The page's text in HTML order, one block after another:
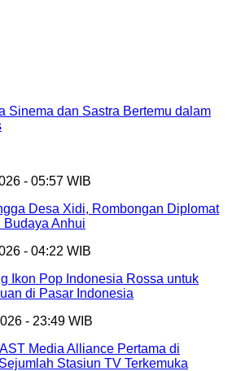
Sinema dan Sastra Bertemu dalam
- 05:57 WIB
Desa Xidi, Rombongan Diplomat
Budaya Anhui
- 04:22 WIB
Ikon Pop Indonesia Rossa untuk
di Pasar Indonesia
- 23:49 WIB
Media Alliance Pertama di
Stasiun TV Terkemuka